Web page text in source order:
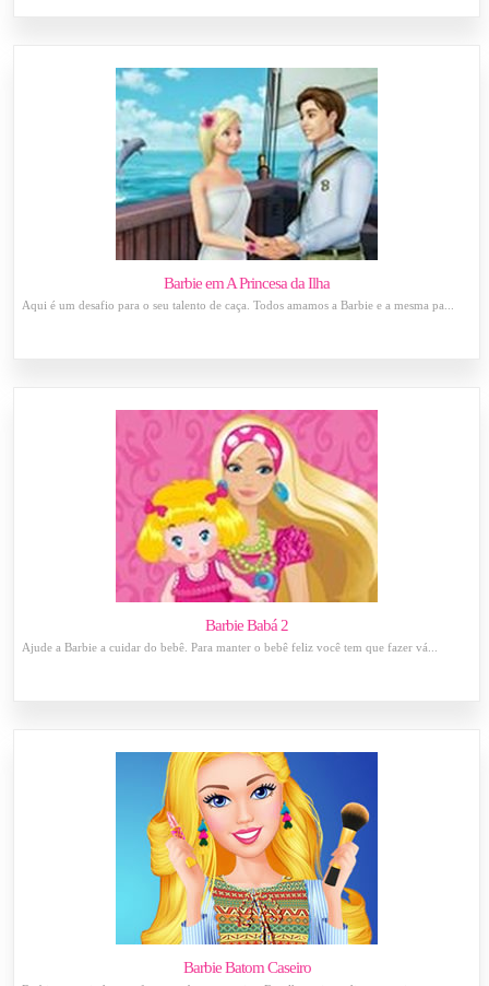
Barbie em A Princesa da Ilha
Aqui é um desafio para o seu talento de caça. Todos amamos a Barbie e a mesma pa...
Barbie Babá 2
Ajude a Barbie a cuidar do bebê. Para manter o bebê feliz você tem que fazer vá...
Barbie Batom Caseiro